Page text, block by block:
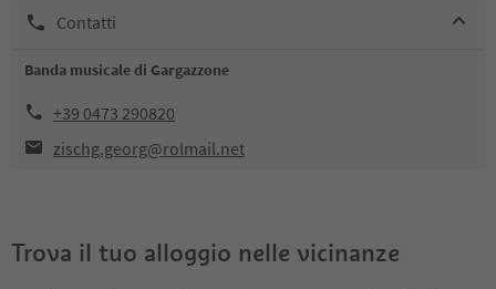
Contatti
Banda musicale di Gargazzone
+39 0473 290820
zischg.georg@rolmail.net
Trova il tuo alloggio nelle vicinanze